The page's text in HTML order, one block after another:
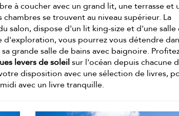
à coucher avec un grand lit, une terrasse et
chambres se trouvent au niveau supérieur. La
salon, dispose d'un lit king-size et d'une salle
vous pourrez vous détendre
grande salle de bains avec baignoire.
levers de soleilsur l'océan depuis chacune
disposition avec une sélection de livres,
avec un livre tranquille.